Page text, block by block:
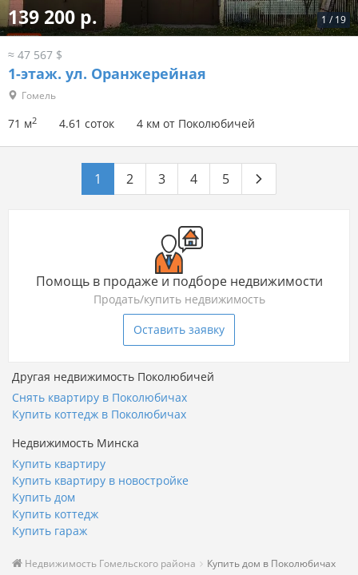
1 / 19
139 200 р.
≈ 47 567 $
1-этаж. ул. Оранжерейная
Гомель
71 м2 4.61 соток 4 км от Поколюбичей
1 2 3 4 5
Помощь в продаже и подборе недвижимости
Продать/купить недвижимость
Оставить заявку
Другая недвижимость Поколюбичей
Снять квартиру в Поколюбичах
Купить коттедж в Поколюбичах
Недвижимость Минска
Купить квартиру
Купить квартиру в новостройке
Купить дом
Купить коттедж
Купить гараж
Недвижимость Гомельского района Купить дом в Поколюбичах